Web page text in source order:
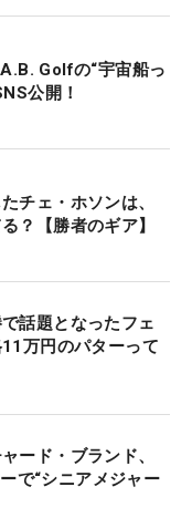
Golfの“宇宙船っ
公開！
チェ・ホソンは、
？【勝者のギア】
話題となったフェ
万円のパターって
ード・ブランド、
で“シニアメジャー